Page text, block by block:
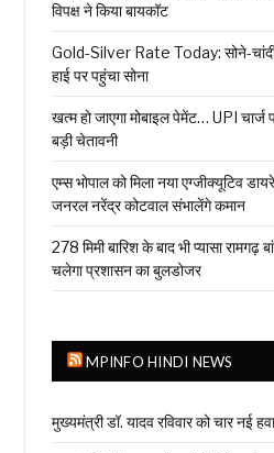
विपक्ष ने किया बायकॉट
Gold-Silver Rate Today: सोने-
हाई पर पहुंचा सोना
खत्म हो जाएगा मोबाइल पेमेंट… UPI चार्ज
बड़ी चेतावनी
एम्स भोपाल को मिला नया एग्जीक्यूटिव
जनरल नरेंद्र कोटवाल संभालेंगे कमान
278 मिमी बारिश के बाद भी प्यासा रामगढ़
चलेगा प्रशासन का बुलडोजर
MPINFO HINDI NEWS
मुख्यमंत्री डॉ. यादव रविवार को चार नई